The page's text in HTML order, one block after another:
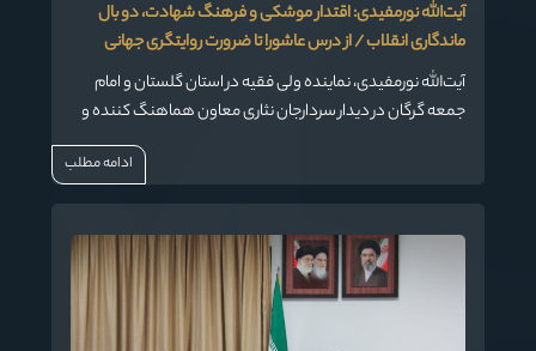
آیت‌الله نورمفیدی: اقتدار موشکی و فرهنگ شهادت، دو بال
ماندگاری انقلاب / از درس عاشورا تا ضرورت روایتگری جهانی
آیت‌الله نورمفیدی، نماینده ولی فقیه در استان گلستان و امام
جمعه گرگان در دیدار سردارجان نثاری معاون هماهنگ کننده و
امور مجلس بنیاد حفظ آثار و نشر ارزش‌های دفاع مقدس با ایشان
، ضمن اشاره به دستاوردهای اخیر نیروهای مسلح، اظهار داشت:
ادامه مطلب